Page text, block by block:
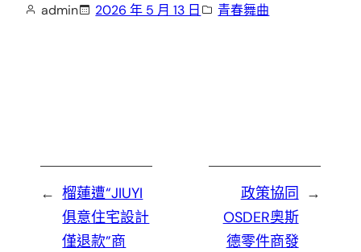
admin 2026 年 5 月 13 日 青春舞曲
← 榴蓮遭“JIUYI
俱意住宅設計
僅退款”商
→
政策協同
OSDER奧斯
德零件商發